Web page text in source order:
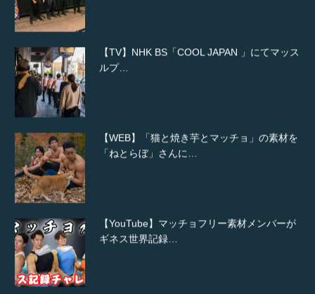
【TV】NHK BS「COOL JAPAN 」にてマッス
ルプ…
【WEB】「猫と焼き芋とマッチョ」の素材を
「ねとらぼ」さんに…
【YouTube】マッチョフリー素材メンバーが
ギネス世界記録…